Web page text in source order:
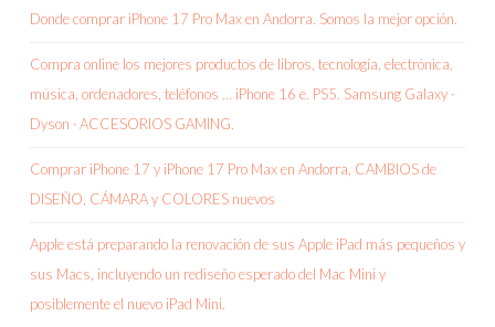
Donde comprar iPhone 17 Pro Max en Andorra. Somos la mejor opción.
Compra online los mejores productos de libros, tecnología, electrónica,
música, ordenadores, teléfonos … iPhone 16 e. PS5. Samsung Galaxy ·
Dyson · ACCESORIOS GAMING.
Comprar iPhone 17 y iPhone 17 Pro Max en Andorra, CAMBIOS de
DISEÑO, CÁMARA y COLORES nuevos
Apple está preparando la renovación de sus Apple iPad más pequeños y
sus Macs, incluyendo un rediseño esperado del Mac Mini y
posiblemente el nuevo iPad Mini.